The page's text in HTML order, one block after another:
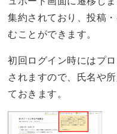
集約されており、投稿
むことができます。
初回ログイン時にはプ
されますので、氏名や
ておきます。